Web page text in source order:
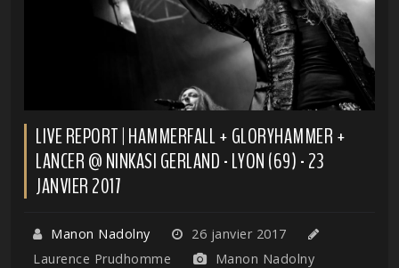
LIVE REPORT | HAMMERFALL + GLORYHAMMER +
LANCER @ NINKASI GERLAND - LYON (69) - 23
JANVIER 2017
Manon Nadolny
26 janvier 2017
Laurence Prudhomme
Manon Nadolny